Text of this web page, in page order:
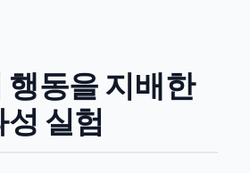
행동을 지배한
실험